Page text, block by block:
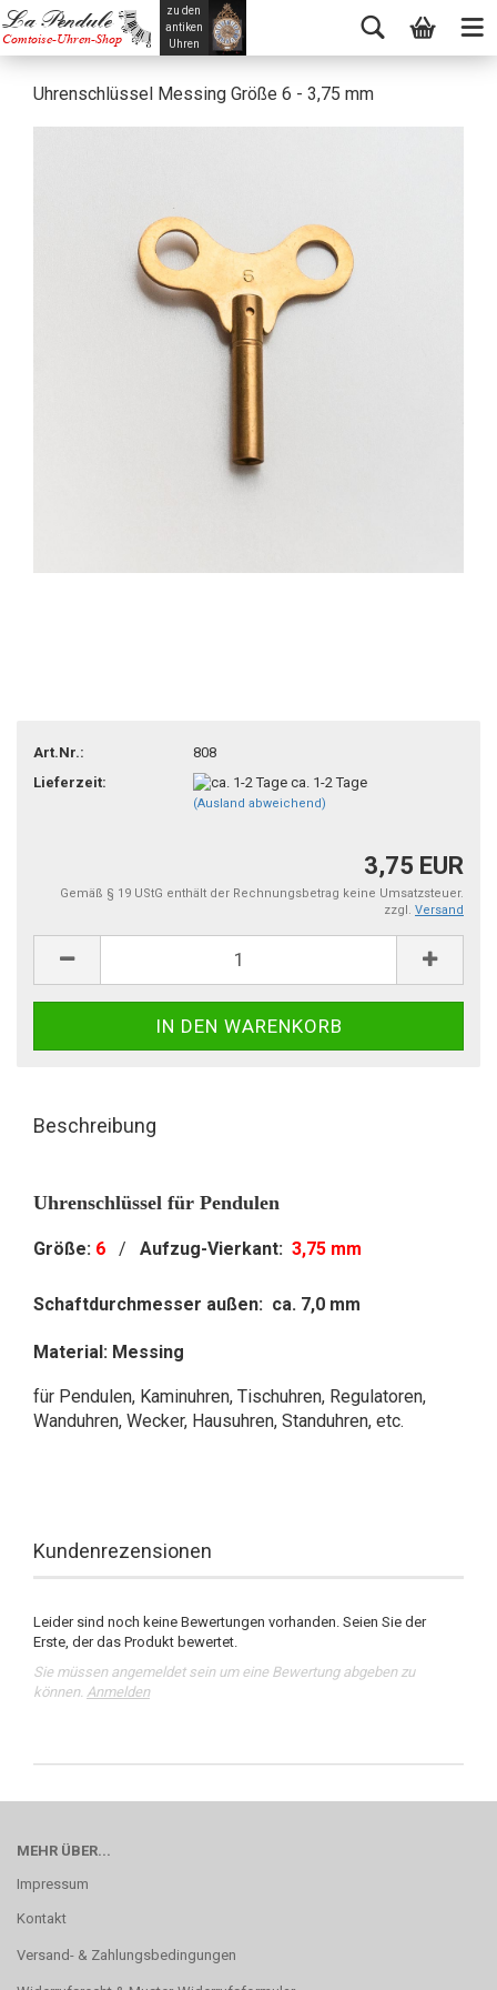
La Pendule
Comtoise-Uhren-Shop
zu den
antiken
Uhren
Uhrenschlüssel Messing Größe 6 - 3,75 mm
Art.Nr.:
808
Lieferzeit:
ca. 1-2 Tage
(Ausland abweichend)
3,75 EUR
Gemäß § 19 UStG enthält der Rechnungsbetrag keine Umsatzsteuer.
zzgl. Versand
Beschreibung
Uhrenschlüssel für Pendulen
Größe: 6 / Aufzug-Vierkant: 3,75 mm
Schaftdurchmesser außen: ca. 7,0 mm
Material: Messing
für Pendulen, Kaminuhren, Tischuhren, Regulatoren,
Wanduhren, Wecker, Hausuhren, Standuhren, etc.
Kundenrezensionen
Leider sind noch keine Bewertungen vorhanden. Seien Sie der
Erste, der das Produkt bewertet.
Sie müssen angemeldet sein um eine Bewertung abgeben zu
können. Anmelden
MEHR ÜBER...
Impressum
Kontakt
Versand- & Zahlungsbedingungen